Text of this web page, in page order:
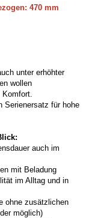
470 mm
unter erhöhter
wollen
Serienersatz für hohe
auch im
mit Beladung
im Alltag und in
ohne zusätzlichen
möglich)